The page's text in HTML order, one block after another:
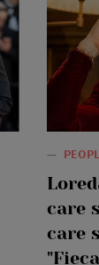
—
care
care